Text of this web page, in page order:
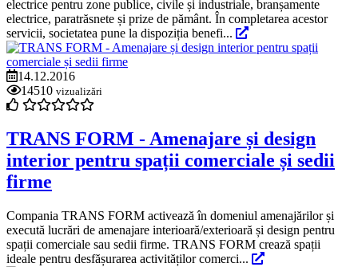
electrice pentru zone publice, civile și industriale, branșamente
electrice, paratrăsnete și prize de pământ. În completarea acestor
servicii, societatea pune la dispoziția benefi...
14.12.2016
14510 vizualizări
TRANS FORM - Amenajare și design
interior pentru spații comerciale și sedii
firme
Compania TRANS FORM activează în domeniul amenajărilor și
execută lucrări de amenajare interioară/exterioară și design pentru
spații comerciale sau sedii firme. TRANS FORM crează spații
ideale pentru desfășurarea activităților comerci...